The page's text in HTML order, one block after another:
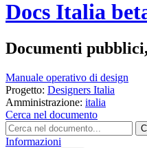
Docs Italia
Documenti
Manuale operativo di design
Progetto: Designers Italia
Amministrazione: italia
Cerca nel documento
Informazioni